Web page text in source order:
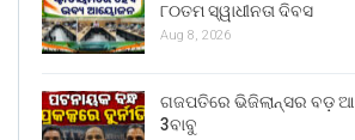
୮୦ତମ ସ୍ୱାଧୀନତା ଦିବସ
Aug 8, 2026
ଗଜପତିରେ ଭିଜିଲାନ୍ସର ବଡ଼
3ବାବୁ